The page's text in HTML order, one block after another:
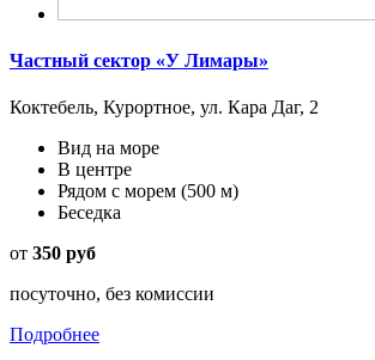
Частный сектор «У Лимары»
Коктебель, Курортное, ул. Кара Даг, 2
Вид на море
В центре
Рядом с морем (500 м)
Беседка
от 350 руб
посуточно, без комиссии
Подробнее